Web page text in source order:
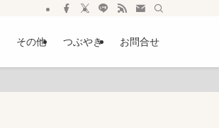
その他 つぶやき お問合せ